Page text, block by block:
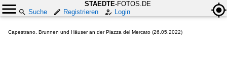
STAEDTE-FOTOS.DE
Suche
Registrieren Login
Capestrano, Brunnen und Häuser an der Piazza del Mercato (26.05.2022)